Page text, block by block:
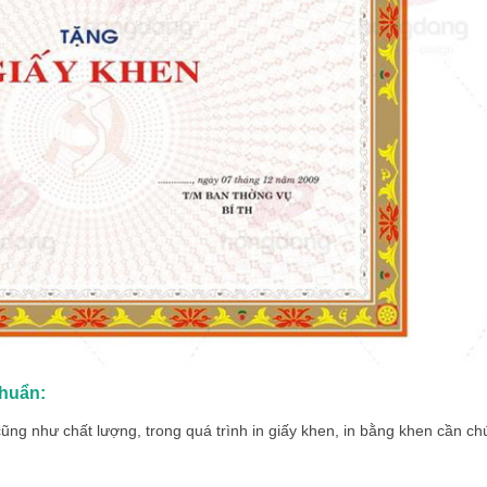
như chất lượng, trong quá trình in giấy khen, in bằng khen cần